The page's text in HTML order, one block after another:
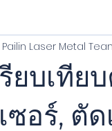
ยบเทีย
ซอร์, ตั
Pailin Laser Metal